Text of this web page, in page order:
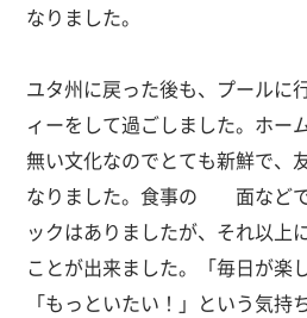
なりました。
ユタ州に戻った後も、プールに
ィーをして過ごしました。ホー
無い文化なのでとても新鮮で、
なりました。食事の 面などで
ックはありましたが、それ以上
ことが出来ました。「毎日が楽
「もっといたい！」という気持